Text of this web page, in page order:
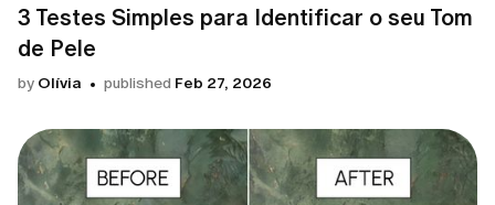
3 Testes Simples para Identificar o seu Tom
de Pele
by Olívia published Feb 27, 2026